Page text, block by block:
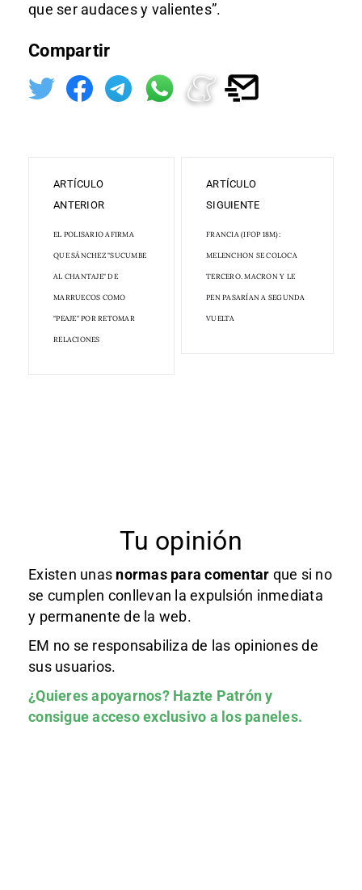
que ser audaces y valientes”.
Compartir
ARTÍCULO
ANTERIOR
EL POLISARIO AFIRMA
QUE SÁNCHEZ "SUCUMBE
AL CHANTAJE" DE
MARRUECOS COMO
"PEAJE" POR RETOMAR
RELACIONES
ARTÍCULO
SIGUIENTE
FRANCIA (IFOP 18M):
MELENCHON SE COLOCA
TERCERO. MACRON Y LE
PEN PASARÍAN A SEGUNDA
VUELTA
Tu opinión
Existen unas normas para comentar que si no
se cumplen conllevan la expulsión inmediata
y permanente de la web.
EM no se responsabiliza de las opiniones de
sus usuarios.
¿Quieres apoyarnos? Hazte Patróny
consigue acceso exclusivo a los paneles.